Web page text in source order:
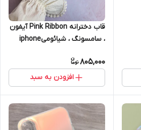
قاب دخترانه Pink Ribbon آیفون
، سامسونگ ، شیائومیiphone
805,000
افزودن به سبد